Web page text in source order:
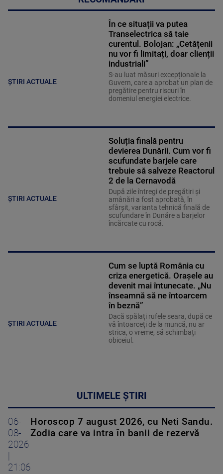
ȘTIRI ACTUALE
În ce situații va putea
Transelectrica să taie
curentul. Bolojan: „Cetățenii
nu vor fi limitați, doar clienții
industriali”
S-au luat măsuri excepționale la
Guvern, care a aprobat un plan de
pregătire pentru riscuri în
domeniul energiei electrice.
ȘTIRI ACTUALE
Soluția finală pentru
devierea Dunării. Cum vor fi
scufundate barjele care
trebuie să salveze Reactorul
2 de la Cernavodă
După zile întregi de pregătiri și
amânări a fost aprobată, în
sfârșit, varianta tehnică finală de
scufundare în Dunăre a barjelor
încărcate cu rocă.
ȘTIRI ACTUALE
Cum se luptă România cu
criza energetică. Orașele au
devenit mai întunecate. „Nu
înseamnă să ne întoarcem
în beznă”
Dacă spălați rufele seara, după ce
vă întoarceți de la muncă, nu ar
strica, o vreme, să schimbați
obiceiul.
ULTIMELE ȘTIRI
06-
08-
2026
21:06
Horoscop 7 august 2026, cu Neti Sandu.
Zodia care va intra în banii de rezervă